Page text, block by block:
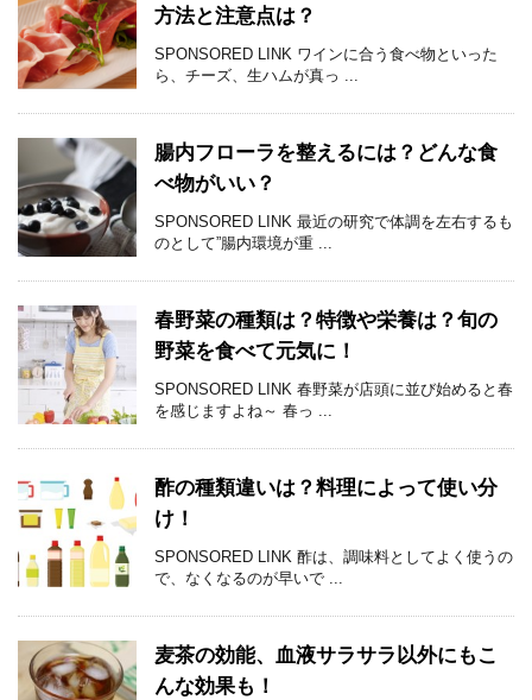
方法と注意点は？
SPONSORED LINK ワインに合う食べ物といった
ら、チーズ、生ハムが真っ ...
腸内フローラを整えるには？どんな食
べ物がいい？
SPONSORED LINK 最近の研究で体調を左右するも
のとして”腸内環境が重 ...
春野菜の種類は？特徴や栄養は？旬の
野菜を食べて元気に！
SPONSORED LINK 春野菜が店頭に並び始めると春
を感じますよね～ 春っ ...
酢の種類違いは？料理によって使い分
け！
SPONSORED LINK 酢は、調味料としてよく使うの
で、なくなるのが早いで ...
麦茶の効能、血液サラサラ以外にもこ
んな効果も！